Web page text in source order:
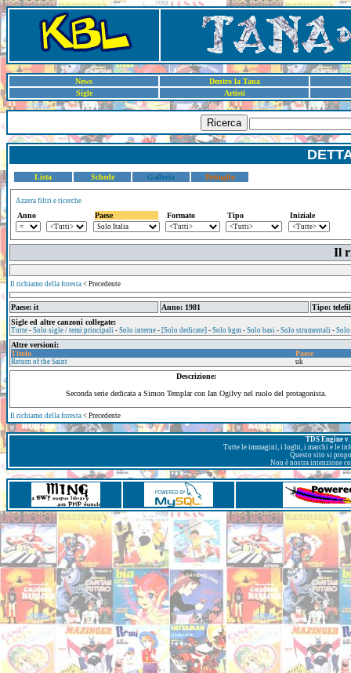
News
Dentro la Tana
Sigle
Artisti
Ricerca
Lista Schede Galleria Dettaglio
Azzera filtri e ricerche
Anno Paese Formato Tipo Iniziale
Il
Il richiamo della foresta < Precedente
Paese: it Anno: 1981
Tipo:
Sigle ed altre canzoni collegate:
Tutte - Solo sigle / temi principali - Solo interne - [Solo dedicate] - Solo bgm - Solo basi - Solo strumentali - Solo
Altre versioni:
Titolo
Paese
Return of the Saint uk
Descrizione:
Seconda serie dedicata a Simon Templar con Ian Ogilvy nel ruolo del protagonista.
Il richiamo della foresta < Precedente
TDS Engine
Tutte le immagini, i loghi, i marchi e le
Questo sito si
Non è nostra intenzione